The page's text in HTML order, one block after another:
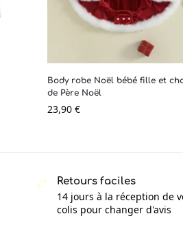
Body robe Noël bébé fille et
de Père Noël
23,90 €
Retours faciles
14 jours à la réception de
colis pour changer d'avis